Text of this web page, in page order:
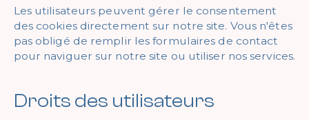
Les utilisateurs peuvent gérer le consentement
des cookies directement sur notre site. Vous n'êtes
pas obligé de remplir les formulaires de contact
pour naviguer sur notre site ou utiliser nos services.
Droits des utilisateurs